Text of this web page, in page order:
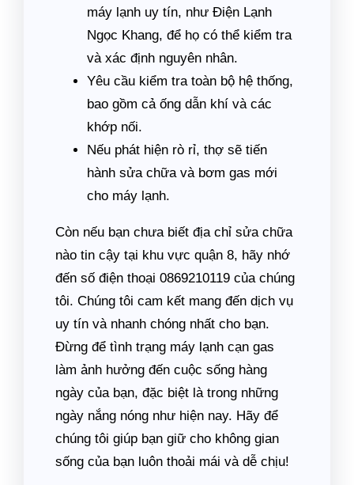
máy lạnh uy tín, như Điện Lạnh
Ngọc Khang, để họ có thể kiểm tra
và xác định nguyên nhân.
Yêu cầu kiểm tra toàn bộ hệ thống,
bao gồm cả ống dẫn khí và các
khớp nối.
Nếu phát hiện rò rỉ, thợ sẽ tiến
hành sửa chữa và bơm gas mới
cho máy lạnh.
Còn nếu bạn chưa biết địa chỉ sửa chữa
nào tin cậy tại khu vực quận 8, hãy nhớ
đến số điện thoại 0869210119 của chúng
tôi. Chúng tôi cam kết mang đến dịch vụ
uy tín và nhanh chóng nhất cho bạn.
Đừng để tình trạng máy lạnh cạn gas
làm ảnh hưởng đến cuộc sống hàng
ngày của bạn, đặc biệt là trong những
ngày nắng nóng như hiện nay. Hãy để
chúng tôi giúp bạn giữ cho không gian
sống của bạn luôn thoải mái và dễ chịu!